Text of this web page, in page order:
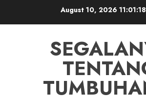
August 10, 2026